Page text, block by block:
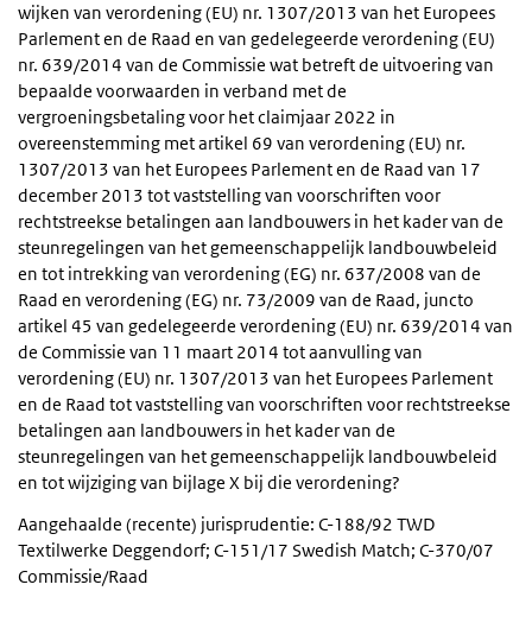
wijken van verordening (EU) nr. 1307/2013 van het Europees
Parlement en de Raad en van gedelegeerde verordening (EU)
nr. 639/2014 van de Commissie wat betreft de uitvoering van
bepaalde voorwaarden in verband met de
vergroeningsbetaling voor het claimjaar 2022 in
overeenstemming met artikel 69 van verordening (EU) nr.
1307/2013 van het Europees Parlement en de Raad van 17
december 2013 tot vaststelling van voorschriften voor
rechtstreekse betalingen aan landbouwers in het kader van de
steunregelingen van het gemeenschappelijk landbouwbeleid
en tot intrekking van verordening (EG) nr. 637/2008 van de
Raad en verordening (EG) nr. 73/2009 van de Raad, juncto
artikel 45 van gedelegeerde verordening (EU) nr. 639/2014 van
de Commissie van 11 maart 2014 tot aanvulling van
verordening (EU) nr. 1307/2013 van het Europees Parlement
en de Raad tot vaststelling van voorschriften voor rechtstreekse
betalingen aan landbouwers in het kader van de
steunregelingen van het gemeenschappelijk landbouwbeleid
en tot wijziging van bijlage X bij die verordening?
Aangehaalde (recente) jurisprudentie: C-188/92 TWD
Textilwerke Deggendorf; C-151/17 Swedish Match; C-370/07
Commissie/Raad